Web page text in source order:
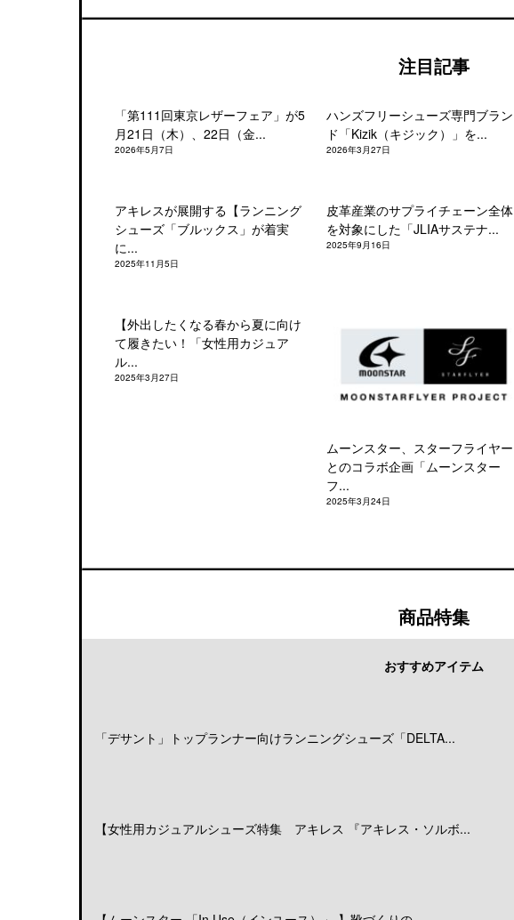
注目記事
「第111回東京レザーフェア」が5
月21日（木）、22日（金...
2026年5月7日
ハンズフリーシューズ専門ブラン
ド「Kizik（キジック）」を...
2026年3月27日
アキレスが展開する【ランニング
シューズ「ブルックス」が着実
に...
2025年11月5日
皮革産業のサプライチェーン全体
を対象にした「JLIAサステナ...
2025年9月16日
【外出したくなる春から夏に向け
て履きたい！「女性用カジュア
ル...
2025年3月27日
ムーンスター、スターフライヤー
とのコラボ企画「ムーンスター
フ...
2025年3月24日
商品特集
おすすめアイテム
「デサント」トップランナー向けランニングシューズ「DELTA...
【女性用カジュアルシューズ特集 アキレス 『アキレス・ソルボ...